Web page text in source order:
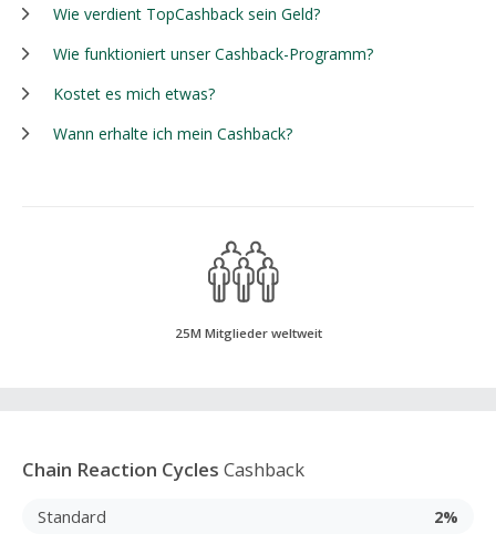
Wie verdient TopCashback sein Geld?
Wie funktioniert unser Cashback-Programm?
Kostet es mich etwas?
Wann erhalte ich mein Cashback?
25M Mitglieder weltweit
Chain Reaction Cycles Cashback
Standard 2%